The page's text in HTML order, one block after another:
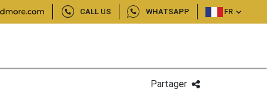
CALL US WHATSAPP FR
Partager